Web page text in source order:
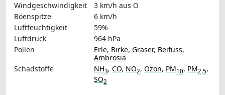
Windgeschwindigkeit
3 km/h aus O
Böenspitze
6 km/h
Luftfeuchtigkeit
59%
Luftdruck
964 hPa
Pollen
Erle, Birke, Gräser, Beifuss,
Ambrosia
Schadstoffe
NH3, CO, NO2, Ozon, PM10, PM2.5,
SO2